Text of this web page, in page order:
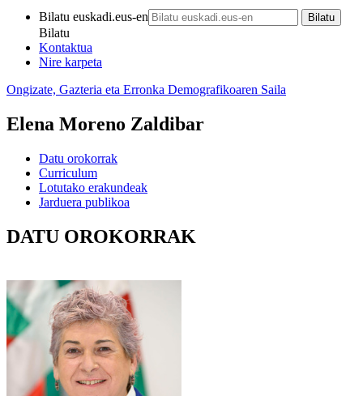
Bilatu euskadi.eus-en
Bilatu
Kontaktua
Nire karpeta
Ongizate, Gazteria eta Erronka Demografikoaren Saila
Elena Moreno Zaldibar
Datu orokorrak
Curriculum
Lotutako erakundeak
Jarduera publikoa
DATU OROKORRAK